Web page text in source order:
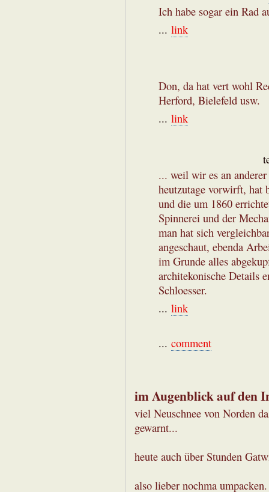
Ich habe sogar ein Rad
... link
Don, da hat vert wohl
Herford, Bielefeld usw.
... link
... weil wir es an
heutzutage vorwirft, hat
und die um 1860
Spinnerei und der
man hat sich
angeschaut, ebenda
im Grunde alles
architekonische Details
Schloesser.
... link
... comment
im Augenblick auf den
viel Neuschnee von Norden
gewarnt...
heute auch über Stunden
also lieber nochma umpacken.